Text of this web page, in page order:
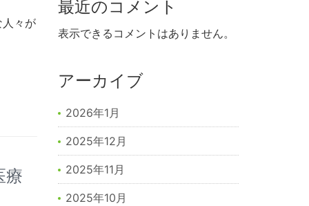
々が
療
最近のコメント
表示できるコメントはありません。
アーカイブ
2026年1月
2025年12月
2025年11月
2025年10月